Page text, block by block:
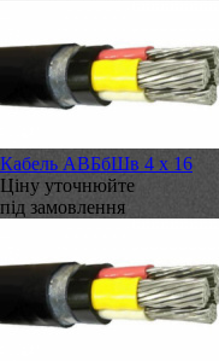
Кабель АВБбШв 4 х 16
Ціну уточнюйте
під замовлення